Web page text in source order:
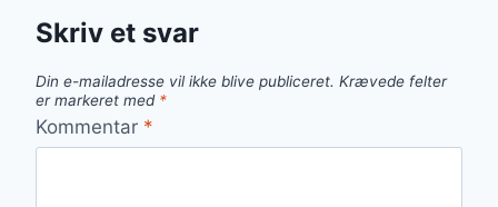
Skriv et svar
Din e-mailadresse vil ikke blive publiceret. Krævede felter
er markeret med *
Kommentar *